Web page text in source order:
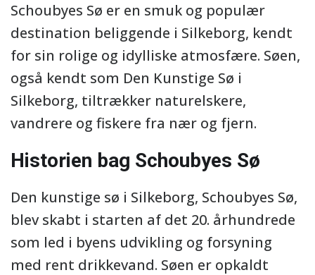
Schoubyes Sø er en smuk og populær
destination beliggende i Silkeborg, kendt
for sin rolige og idylliske atmosfære. Søen,
også kendt som Den Kunstige Sø i
Silkeborg, tiltrækker naturelskere,
vandrere og fiskere fra nær og fjern.
Historien bag Schoubyes Sø
Den kunstige sø i Silkeborg, Schoubyes Sø,
blev skabt i starten af det 20. århundrede
som led i byens udvikling og forsyning
med rent drikkevand. Søen er opkaldt